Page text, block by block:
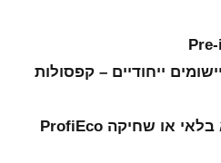
ייחודיים – קפסולות
מנוע חסכוני, עוצמתי ללא בלאי או שחיקה ProfiEco